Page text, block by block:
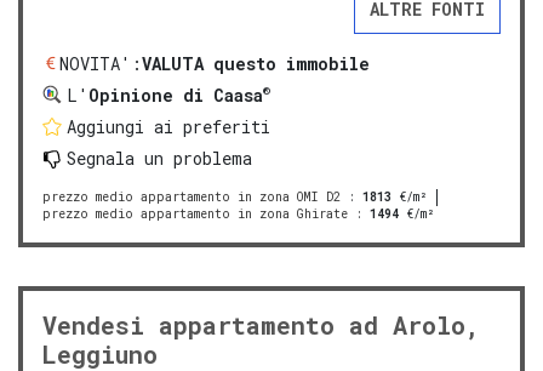
ALTRE FONTI
NOVITA':VALUTA questo immobile
L' Opinione di Caasa®
Aggiungi ai preferiti
Segnala un problema
prezzo medio appartamento in zona OMI D2 : 1813 €/m²
prezzo medio appartamento in zona Ghirate : 1494 €/m²
Vendesi appartamento ad Arolo,
Leggiuno